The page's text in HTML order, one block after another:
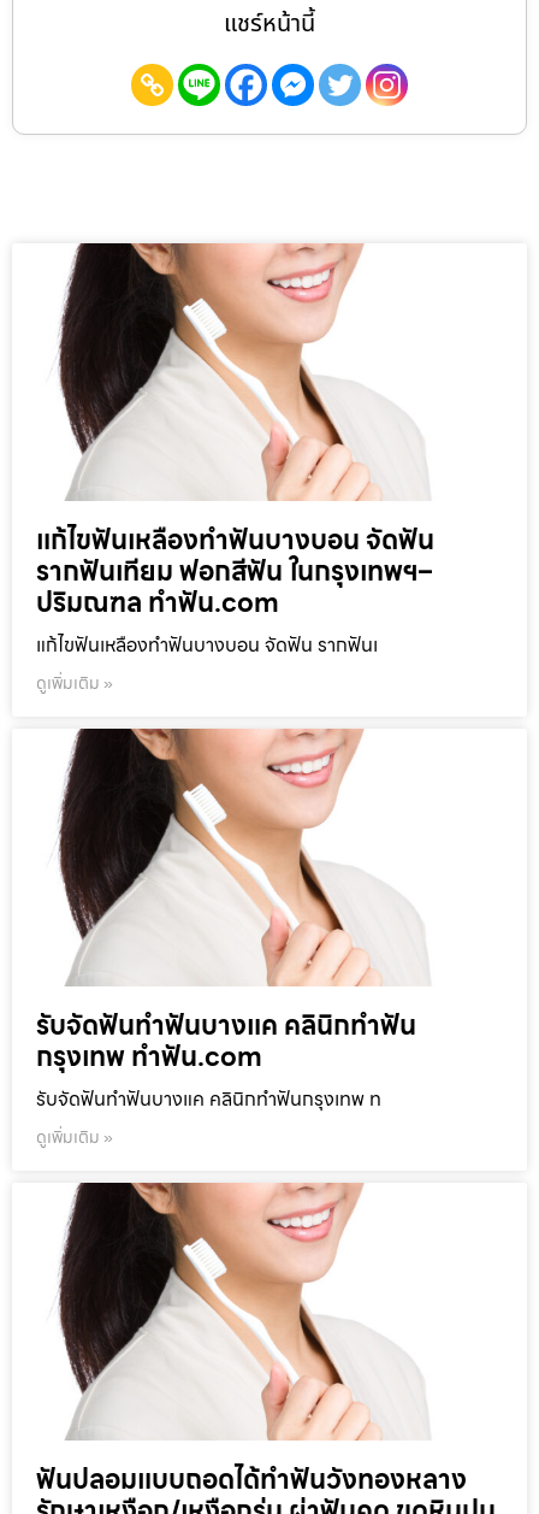
แชร์หน้านี้
แก้ไขฟันเหลืองทำฟันบางบอน จัดฟัน
รากฟันเทียม ฟอกสีฟัน ในกรุงเทพฯ–
ปริมณฑล ทำฟัน.com
แก้ไขฟันเหลืองทำฟันบางบอน จัดฟัน รากฟันเ
ดูเพิ่มเติม »
รับจัดฟันทำฟันบางแค คลินิกทำฟัน
กรุงเทพ ทำฟัน.com
รับจัดฟันทำฟันบางแค คลินิกทำฟันกรุงเทพ ท
ดูเพิ่มเติม »
ฟันปลอมแบบถอดได้ทำฟันวังทองหลาง